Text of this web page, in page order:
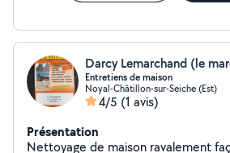
Darcy Lemarchand (le
Entretiens de maison
Noyal-Châtillon-sur-Seiche (Est)
4/5 (1 avis)
Présentation
Nettoyage de maison ravalement